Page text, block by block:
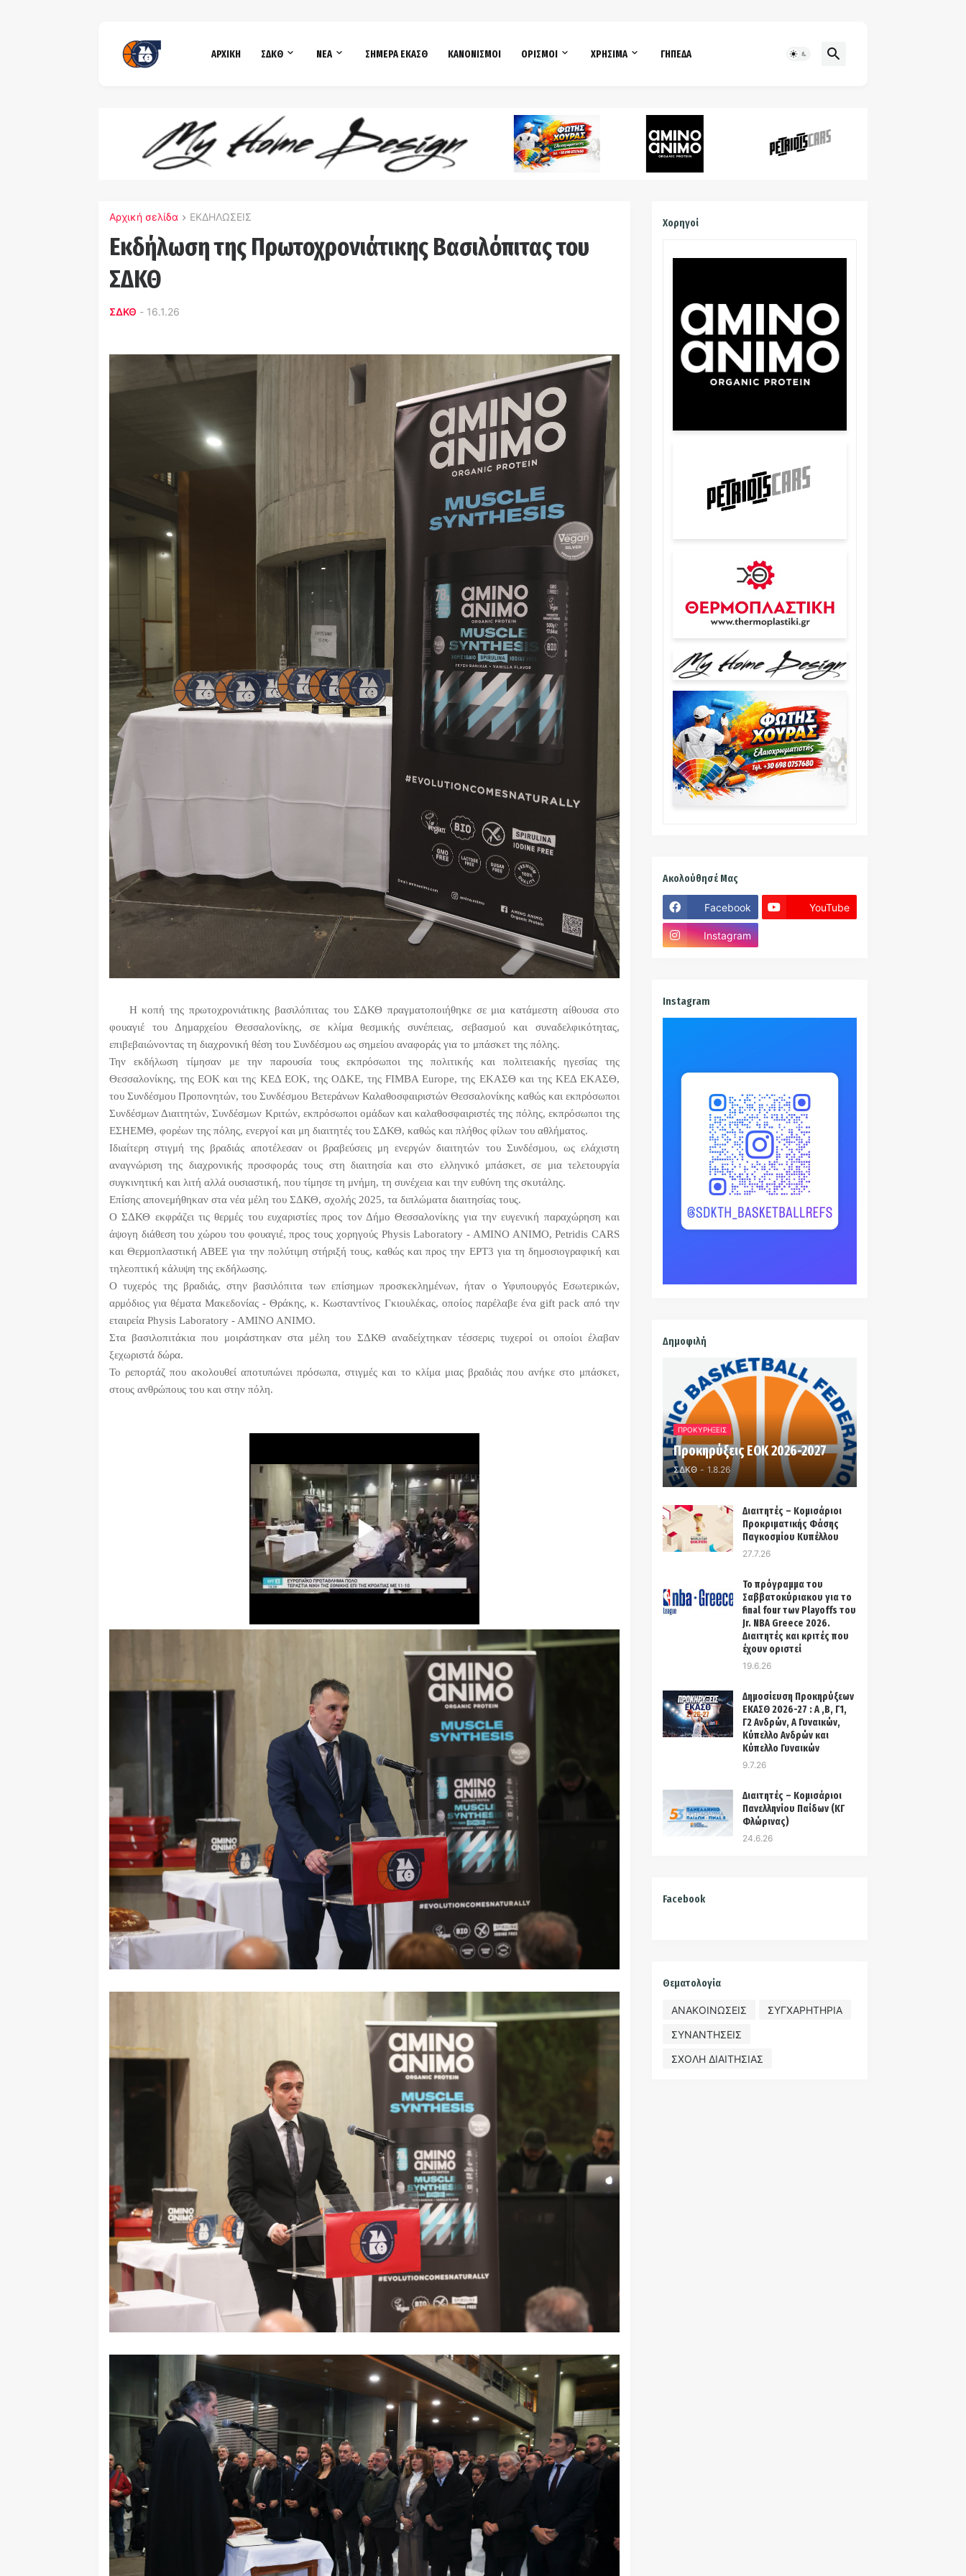
ΑΡΧΙΚΗ ΣΔΚΘ ΝΕΑ ΣΗΜΕΡΑ ΕΚΑΣΘ ΚΑΝΟΝΙΣΜΟΙ ΟΡΙΣΜΟΙ ΧΡΗΣΙΜΑ ΓΗΠΕΔΑ
Αρχική σελίδα ΕΚΔΗΛΩΣΕΙΣ
Eκδήλωση της Πρωτοχρονιάτικης Βασιλόπιτας του
ΣΔΚΘ
ΣΔΚΘ - 16.1.26
Η κοπή της πρωτοχρονιάτικης βασιλόπιτας του ΣΔΚΘ πραγματοποιήθηκε σε μια κατάμεστη αίθουσα στο
φουαγιέ του Δημαρχείου Θεσσαλονίκης, σε κλίμα θεσμικής συνέπειας, σεβασμού και συναδελφικότητας,
επιβεβαιώνοντας τη διαχρονική θέση του Συνδέσμου ως σημείου αναφοράς για το μπάσκετ της πόλης.
Την εκδήλωση τίμησαν με την παρουσία τους εκπρόσωποι της πολιτικής και πολιτειακής ηγεσίας της
Θεσσαλονίκης, της ΕΟΚ και της ΚΕΔ ΕΟΚ, της ΟΔΚΕ, της FIMBA Europe, της ΕΚΑΣΘ και της ΚΕΔ ΕΚΑΣΘ,
του Συνδέσμου Προπονητών, του Συνδέσμου Βετεράνων Καλαθοσφαιριστών Θεσσαλονίκης καθώς και εκπρόσωποι
Συνδέσμων Διαιτητών, Συνδέσμων Κριτών, εκπρόσωποι ομάδων και καλαθοσφαιριστές της πόλης, εκπρόσωποι της
ΕΣΗΕΜΘ, φορέων της πόλης, ενεργοί και μη διαιτητές του ΣΔΚΘ, καθώς και πλήθος φίλων του αθλήματος.
Ιδιαίτερη στιγμή της βραδιάς αποτέλεσαν οι βραβεύσεις μη ενεργών διαιτητών του Συνδέσμου, ως ελάχιστη
αναγνώριση της διαχρονικής προσφοράς τους στη διαιτησία και στο ελληνικό μπάσκετ, σε μια τελετουργία
συγκινητική και λιτή αλλά ουσιαστική, που τίμησε τη μνήμη, τη συνέχεια και την ευθύνη της σκυτάλης.
Επίσης απονεμήθηκαν στα νέα μέλη του ΣΔΚΘ, σχολής 2025, τα διπλώματα διαιτησίας τους.
Ο ΣΔΚΘ εκφράζει τις θερμές του ευχαριστίες προς τον Δήμο Θεσσαλονίκης για την ευγενική παραχώρηση και
άψογη διάθεση του χώρου του φουαγιέ, προς τους χορηγούς Physis Laboratory - AMINO ANIMO, Petridis CARS
και Θερμοπλαστική ΑΒΕΕ για την πολύτιμη στήριξή τους, καθώς και προς την ΕΡΤ3 για τη δημοσιογραφική και
τηλεοπτική κάλυψη της εκδήλωσης.
Ο τυχερός της βραδιάς, στην βασιλόπιτα των επίσημων προσκεκλημένων, ήταν ο Υφυπουργός Εσωτερικών,
αρμόδιος για θέματα Μακεδονίας - Θράκης, κ. Κωσταντίνος Γκιουλέκας, οποίος παρέλαβε ένα gift pack από την
εταιρεία Physis Laboratory - AMINO ANIMO.
Στα βασιλοπιτάκια που μοιράστηκαν στα μέλη του ΣΔΚΘ αναδείχτηκαν τέσσερις τυχεροί οι οποίοι έλαβαν
ξεχωριστά δώρα.
Το ρεπορτάζ που ακολουθεί αποτυπώνει πρόσωπα, στιγμές και το κλίμα μιας βραδιάς που ανήκε στο μπάσκετ,
στους ανθρώπους του και στην πόλη.
Χορηγοί
Ακολούθησέ Μας
Facebook YouTube
Instagram
Instagram
Δημοφιλή
ΠΡΟΚΥΡΗΞΕΙΣ
Προκηρύξεις ΕΟΚ 2026-2027
ΣΔΚΘ - 1.8.26
Διαιτητές – Κομισάριοι
Προκριματικής Φάσης
Παγκοσμίου Κυπέλλου
27.7.26
Το πρόγραμμα του
Σαββατοκύριακου για το
final four των Playoffs του
Jr. NBA Greece 2026.
Διαιτητές και κριτές που
έχουν οριστεί
19.6.26
Δημοσίευση Προκηρύξεων
ΕΚΑΣΘ 2026-27 : Α ,Β, Γ1,
Γ2 Ανδρών, Α Γυναικών,
Κύπελλο Ανδρών και
Κύπελλο Γυναικών
9.7.26
Διαιτητές – Κομισάριοι
Πανελληνίου Παίδων (ΚΓ
Φλώρινας)
24.6.26
Facebook
Θεματολογία
ΑΝΑΚΟΙΝΩΣΕΙΣ
ΣΥΓΧΑΡΗΤΗΡΙΑ
ΣΥΝΑΝΤΗΣΕΙΣ
ΣΧΟΛΗ ΔΙΑΙΤΗΣΙΑΣ